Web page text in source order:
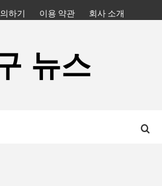
하기 이용 약관 회사 소개
뉴스